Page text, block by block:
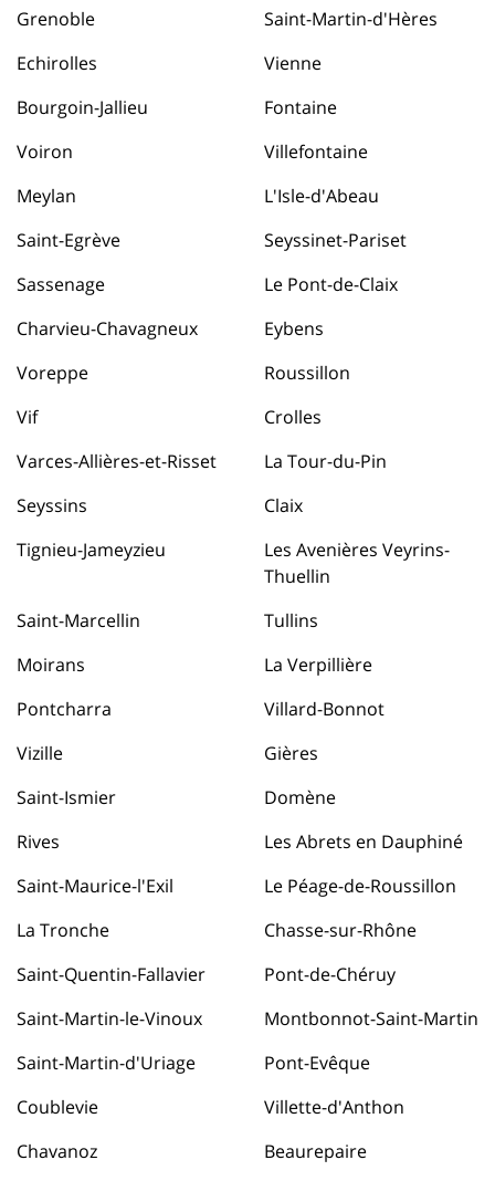
Grenoble
Saint-Martin-d'Hères
Echirolles
Vienne
Bourgoin-Jallieu
Fontaine
Voiron
Villefontaine
Meylan
L'Isle-d'Abeau
Saint-Egrève
Seyssinet-Pariset
Sassenage
Le Pont-de-Claix
Charvieu-Chavagneux
Eybens
Voreppe
Roussillon
Vif
Crolles
Varces-Allières-et-Risset
La Tour-du-Pin
Seyssins
Claix
Tignieu-Jameyzieu
Les Avenières Veyrins-
Thuellin
Saint-Marcellin
Tullins
Moirans
La Verpillière
Pontcharra
Villard-Bonnot
Vizille
Gières
Saint-Ismier
Domène
Rives
Les Abrets en Dauphiné
Saint-Maurice-l'Exil
Le Péage-de-Roussillon
La Tronche
Chasse-sur-Rhône
Saint-Quentin-Fallavier
Pont-de-Chéruy
Saint-Martin-le-Vinoux
Montbonnot-Saint-Martin
Saint-Martin-d'Uriage
Pont-Evêque
Coublevie
Villette-d'Anthon
Chavanoz
Beaurepaire